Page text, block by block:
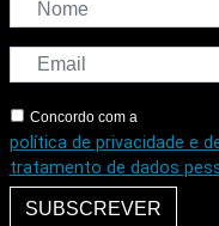
Concordo com a
política de privacidade e
tratamento de dados
SUBSCREVER